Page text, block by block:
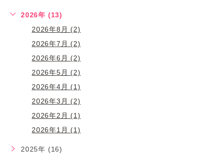
2026年 (13)
2026年8月 (2)
2026年7月 (2)
2026年6月 (2)
2026年5月 (2)
2026年4月 (1)
2026年3月 (2)
2026年2月 (1)
2026年1月 (1)
2025年 (16)